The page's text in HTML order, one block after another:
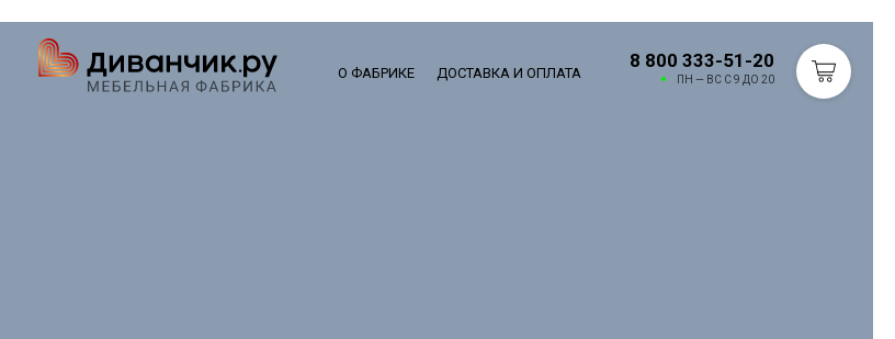
О ФАБРИКЕ ДОСТАВКА И ОПЛАТА
8 800 333-51-20
ПН — ВС С 9 ДО 20